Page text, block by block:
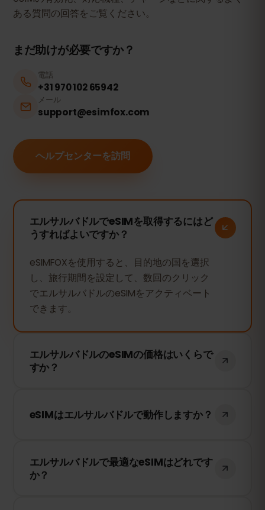
ある質問の回答をご覧ください。
まだ助けが必要ですか？
電話
+31 970 102 65942
メール
support@esimfox.com
ヘルプセンターを訪問
エルサルバドルでeSIMを取得するにはど
うすればよいですか？
eSIMFOXを使用すると、目的地の国を選択
し、旅行期間を設定して、数回のクリック
でエルサルバドルのeSIMをアクティベート
できます。
エルサルバドルのeSIMの価格はいくらで
すか？
よって異なります。希望の期間を選択する
eSIMはエルサルバドルで動作しますか？
ルサルバドルで動作します。私たちは現地
の最良のネットワークプロバイダーと提携
エルサルバドルで最適なeSIMはどれです
か？